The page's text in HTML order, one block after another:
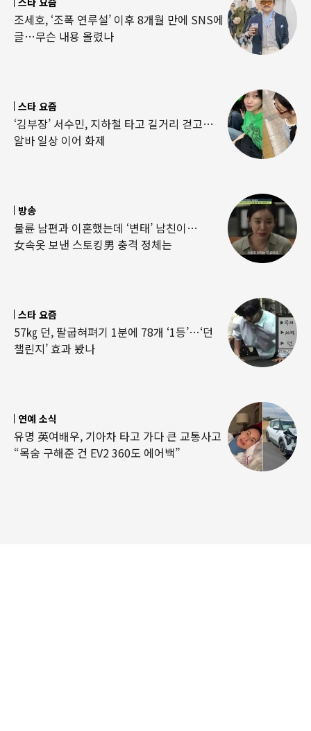
조세호, ‘조폭 연루설’ 이후 8개월 만에 SNS에
글…무슨 내용 올렸나
스타 요즘
‘김부장’ 서수민, 지하철 타고 길거리 걷고…
알바 일상 이어 화제
방송
불륜 남편과 이혼했는데 ‘변태’ 남친이…
女속옷 보낸 스토킹男 충격 정체는
스타 요즘
57㎏ 던, 팔굽혀펴기 1분에 78개 ‘1등’…‘던
챌린지’ 효과 봤나
연예 소식
유명 英여배우, 기아차 타고 가다 큰 교통사고
“목숨 구해준 건 EV2 360도 에어백”